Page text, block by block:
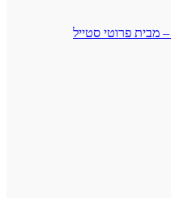
מבית פרוטי סטייל